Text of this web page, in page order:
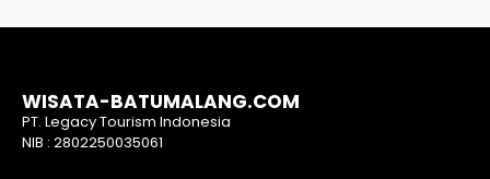
WISATA-BATUMALANG.COM
PT. Legacy Tourism Indonesia
NIB : 2802250035061